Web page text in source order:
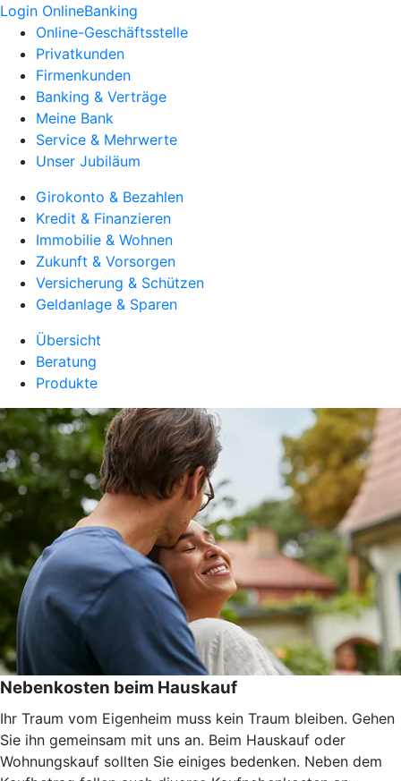
Login OnlineBanking
Online-Geschäftsstelle
Privatkunden
Firmenkunden
Banking & Verträge
Meine Bank
Service & Mehrwerte
Unser Jubiläum
Girokonto & Bezahlen
Kredit & Finanzieren
Immobilie & Wohnen
Zukunft & Vorsorgen
Versicherung & Schützen
Geldanlage & Sparen
Übersicht
Beratung
Produkte
Nebenkosten beim Hauskauf
Ihr Traum vom Eigenheim muss kein Traum bleiben. Gehen
Sie ihn gemeinsam mit uns an. Beim Hauskauf oder
Wohnungskauf sollten Sie einiges bedenken. Neben dem